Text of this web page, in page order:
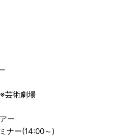
芸術劇場
ー
ナー(14:00～)